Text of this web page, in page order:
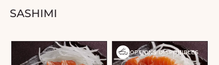
SASHIMI
OPTIONS DISPONIBLES